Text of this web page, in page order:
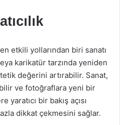
etkili yollarından biri sanatı
karikatür tarzında yeniden
değerini artırabilir. Sanat,
ve fotoğraflara yeni bir
bir bakış açısı
dikkat çekmesini sağlar.